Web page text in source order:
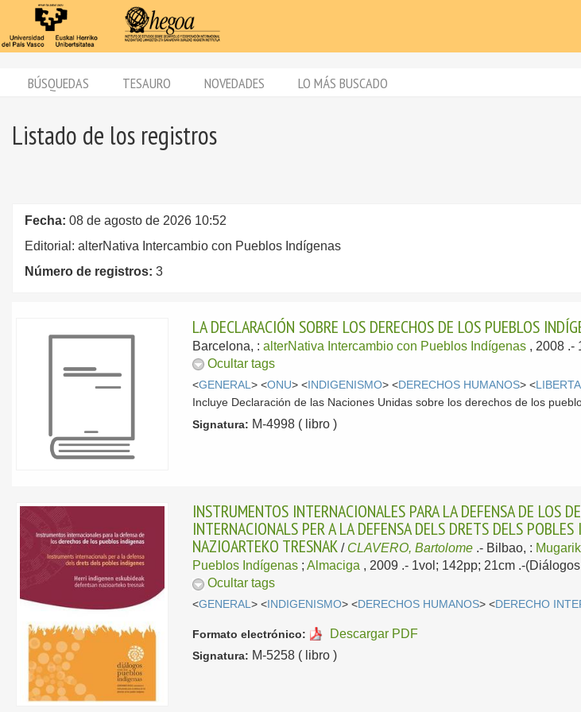
BÚSQUEDAS TESAURO NOVEDADES LO MÁS BUSCADO
Listado de los registros
Fecha: 08 de agosto de 2026 10:52
Editorial: alterNativa Intercambio con Pueblos Indígenas
Número de registros: 3
LA DECLARACIÓN SOBRE LOS DERECHOS DE LOS PUEBLOS
Barcelona, :alterNativa Intercambio con Pueblos Indígenas , 2008 .-
Ocultar tags
<GENERAL> <ONU> <INDIGENISMO> <DERECHOS HUMANOS> <
Incluye Declaración de las Naciones Unidas sobre los derechos de los
Signatura: M-4998 ( libro )
INSTRUMENTOS INTERNACIONALES PARA LA DEFENSA DE LOS
INTERNACIONALS PER A LA DEFENSA DELS DRETS DELS
NAZIOARTEKO TRESNAK / CLAVERO, Bartolome .- Bilbao, :
Pueblos Indígenas ;Almaciga , 2009 .- 1vol; 142pp; 21cm .-
Ocultar tags
<GENERAL> < INDIGENISMO> <DERECHOS HUMANOS> <DERECHO
Formato electrónico: Descargar PDF
Signatura: M-5258 ( libro )